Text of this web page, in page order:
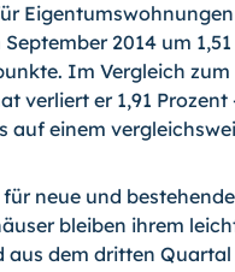
2014 um
Im Vergleich zum
verliert er 1,91 Prozent
auf einem
für neue und
bleiben ihrem
aus dem dritten Quartal